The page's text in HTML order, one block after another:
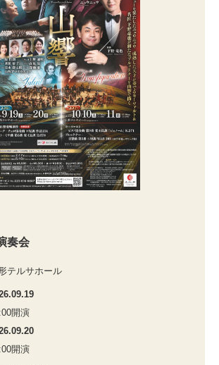
奏会
テルサホール
開演
開演